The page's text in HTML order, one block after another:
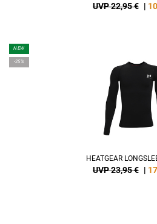
UVP 22,95 € |
NEW
-25%
HEATGEAR
UVP 23,95 € |